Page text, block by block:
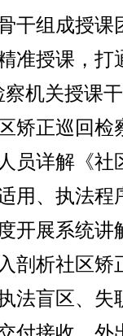
组成授课
准授课，打
机关授课
矫正巡回检
员详解《社
用、执法程
开展系统讲
剖析社区矫
法盲区、失